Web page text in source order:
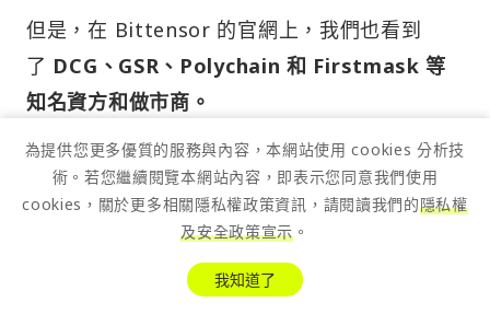
但是，在 Bittensor 的官網上，我們也看到
了 DCG、GSR、Polychain 和 Firstmask 等
知名資方和做市商。
一種合理的推測是，由於目前該網絡中的驗證者
多半都與 Bittensor 官方的機構關聯，意味著挖
出來的幣可以歸到自己的手上，然後再分發給做
為提供您更多優質的服務與內容，本網站使用 cookies 分析技
術。若您繼續閱覽本網站內容，即表示您同意我們使用
cookies，關於更多相關隱私權政策資訊，請閱讀我們的隱私權
及安全政策宣示 。
我知道了